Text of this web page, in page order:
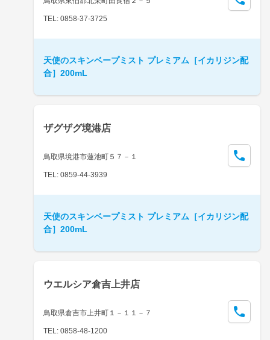
TEL: 0858-37-3725
天使のスキンベープミスト プレミアム［イカリジン配
合］200mL
ザグザグ境港店
鳥取県境港市蓮池町５７－１
TEL: 0859-44-3939
天使のスキンベープミスト プレミアム［イカリジン配
合］200mL
ウエルシア倉吉上井店
鳥取県倉吉市上井町１－１１－７
TEL: 0858-48-1200